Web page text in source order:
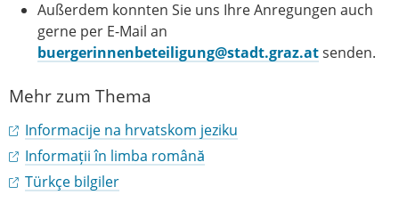
Außerdem konnten Sie uns Ihre Anregungen auch
gerne per E-Mail an
buergerinnenbeteiligung@stadt.graz.atsenden.
Mehr zum Thema
Informacije na hrvatskom jeziku
Informații în limba română
Türkçe bilgiler